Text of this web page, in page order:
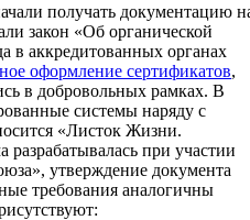
получать документацию
закон «Об органической
в аккредитованных органах
оформление сертификатов,
в добровольных рамках. В
системы наряду с
«Листок Жизни.
при участии
утверждение документа
требования аналогичны